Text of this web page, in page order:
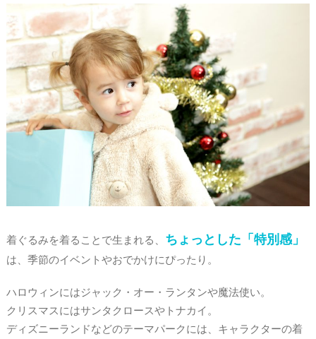
着ぐるみを着ることで生まれる、 ちょっとした「特別感」
は、季節のイベントやおでかけにぴったり。
ハロウィンにはジャック・オー・ランタンや魔法使い。
クリスマスにはサンタクロースやトナカイ。
ディズニーランドなどのテーマパークには、キャラクターの着